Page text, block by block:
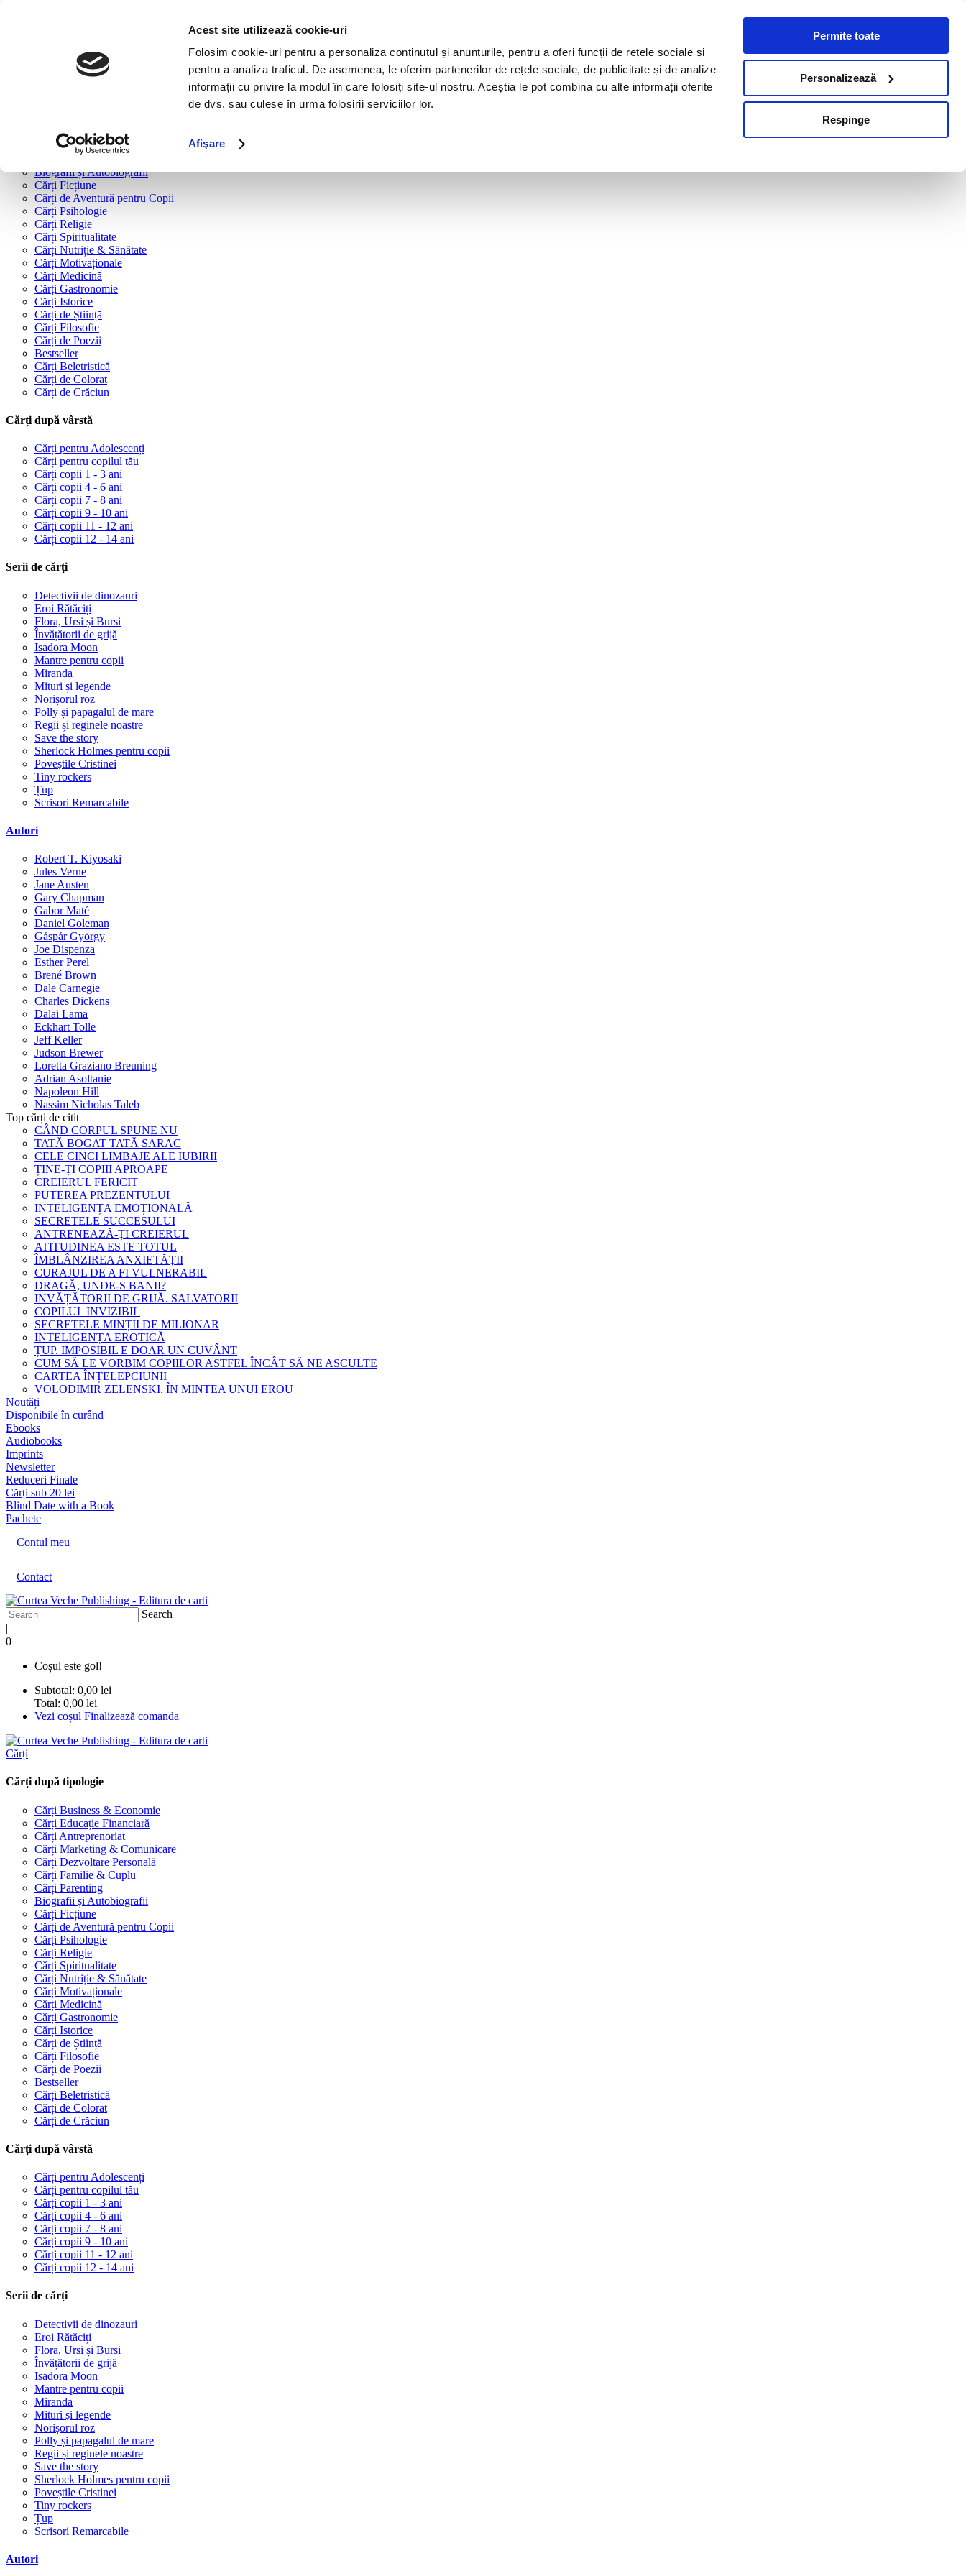
Acest site utilizează cookie-uri
Folosim cookie-uri pentru a personaliza conținutul și anunțurile, pentru a oferi funcții de rețele sociale și
pentru a analiza traficul. De asemenea, le oferim partenerilor de rețele sociale, de publicitate și de analize
informații cu privire la modul în care folosiți site-ul nostru. Aceștia le pot combina cu alte informații oferite
de dvs. sau culese în urma folosirii serviciilor lor.
Afişare
Permite toate
Personalizează
Respinge
Cărți după tipologie
Cărți Dezvoltare Personală
Cărți Familie & Cuplu
Biografii și Autobiografii
Cărți Ficțiune
Cărți de Aventură pentru Copii
Cărți Psihologie
Cărți Religie
Cărți Spiritualitate
Cărți Nutriție & Sănătate
Cărți Motivaționale
Cărți Medicină
Cărți Gastronomie
Cărți Istorice
Cărți de Știință
Cărți Filosofie
Cărți de Poezii
Bestseller
Cărți Beletristică
Cărți de Colorat
Cărți de Crăciun
Cărți după vârstă
Cărți pentru Adolescenți
Cărți pentru copilul tău
Cărți copii 1 - 3 ani
Cărți copii 4 - 6 ani
Cărți copii 7 - 8 ani
Cărți copii 9 - 10 ani
Cărți copii 11 - 12 ani
Cărți copii 12 - 14 ani
Serii de cărți
Detectivii de dinozauri
Eroi Rătăciți
Flora, Ursi și Bursi
Învățătorii de grijă
Isadora Moon
Mantre pentru copii
Miranda
Mituri și legende
Norișorul roz
Polly și papagalul de mare
Regii și reginele noastre
Save the story
Sherlock Holmes pentru copii
Poveștile Cristinei
Tiny rockers
Țup
Scrisori Remarcabile
Autori
Robert T. Kiyosaki
Jules Verne
Jane Austen
Gary Chapman
Gabor Maté
Daniel Goleman
Gáspár György
Joe Dispenza
Esther Perel
Brené Brown
Dale Carnegie
Charles Dickens
Dalai Lama
Eckhart Tolle
Jeff Keller
Judson Brewer
Loretta Graziano Breuning
Adrian Asoltanie
Napoleon Hill
Nassim Nicholas Taleb
Top cărți de citit
CÂND CORPUL SPUNE NU
TATĂ BOGAT TATĂ SARAC
CELE CINCI LIMBAJE ALE IUBIRII
ȚINE-ȚI COPIII APROAPE
CREIERUL FERICIT
PUTEREA PREZENTULUI
INTELIGENȚA EMOȚIONALĂ
SECRETELE SUCCESULUI
ANTRENEAZĂ-ȚI CREIERUL
ATITUDINEA ESTE TOTUL
ÎMBLÂNZIREA ANXIETĂȚII
CURAJUL DE A FI VULNERABIL
DRAGĂ, UNDE-S BANII?
INVĂȚĂTORII DE GRIJĂ. SALVATORII
COPILUL INVIZIBIL
SECRETELE MINȚII DE MILIONAR
INTELIGENȚA EROTICĂ
ȚUP. IMPOSIBIL E DOAR UN CUVÂNT
CUM SĂ LE VORBIM COPIILOR ASTFEL ÎNCÂT SĂ NE ASCULTE
CARTEA ÎNȚELEPCIUNII
VOLODIMIR ZELENSKI. ÎN MINTEA UNUI EROU
Noutăți
Disponibile în curând
Ebooks
Audiobooks
Imprints
Newsletter
Reduceri Finale
Cărți sub 20 lei
Blind Date with a Book
Pachete
Contul meu
Contact
Search
|
0
Coșul este gol!
Subtotal: 0,00 lei
Total: 0,00 lei
Vezi coșul Finalizează comanda
Cărți
Cărți după tipologie
Cărți Business & Economie
Cărți Educație Financiară
Cărți Antreprenoriat
Cărți Marketing & Comunicare
Cărți Dezvoltare Personală
Cărți Familie & Cuplu
Cărți Parenting
Biografii și Autobiografii
Cărți Ficțiune
Cărți de Aventură pentru Copii
Cărți Psihologie
Cărți Religie
Cărți Spiritualitate
Cărți Nutriție & Sănătate
Cărți Motivaționale
Cărți Medicină
Cărți Gastronomie
Cărți Istorice
Cărți de Știință
Cărți Filosofie
Cărți de Poezii
Bestseller
Cărți Beletristică
Cărți de Colorat
Cărți de Crăciun
Cărți după vârstă
Cărți pentru Adolescenți
Cărți pentru copilul tău
Cărți copii 1 - 3 ani
Cărți copii 4 - 6 ani
Cărți copii 7 - 8 ani
Cărți copii 9 - 10 ani
Cărți copii 11 - 12 ani
Cărți copii 12 - 14 ani
Serii de cărți
Detectivii de dinozauri
Eroi Rătăciți
Flora, Ursi și Bursi
Învățătorii de grijă
Isadora Moon
Mantre pentru copii
Miranda
Mituri și legende
Norișorul roz
Polly și papagalul de mare
Regii și reginele noastre
Save the story
Sherlock Holmes pentru copii
Poveștile Cristinei
Tiny rockers
Țup
Scrisori Remarcabile
Autori